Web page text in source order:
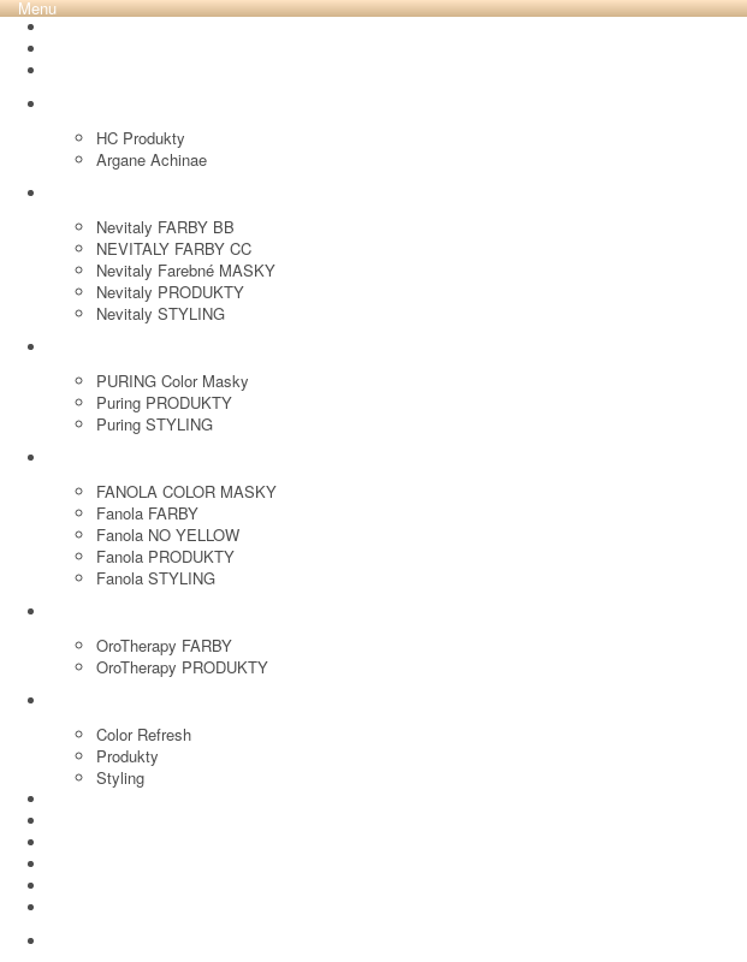
Menu
HC Produkty
Argane Achinae
Nevitaly FARBY BB
NEVITALY FARBY CC
Nevitaly Farebné MASKY
Nevitaly PRODUKTY
Nevitaly STYLING
PURING Color Masky
Puring PRODUKTY
Puring STYLING
FANOLA COLOR MASKY
Fanola FARBY
Fanola NO YELLOW
Fanola PRODUKTY
Fanola STYLING
OroTherapy FARBY
OroTherapy PRODUKTY
Color Refresh
Produkty
Styling